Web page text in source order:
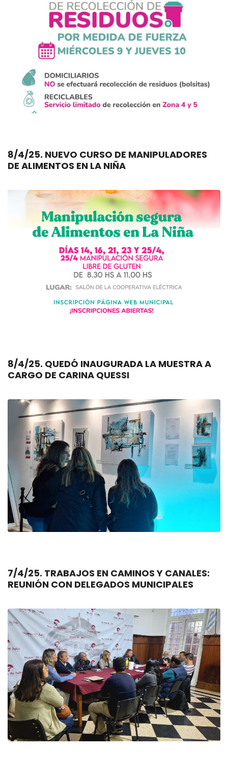
8/4/25. NUEVO CURSO DE MANIPULADORES
DE ALIMENTOS EN LA NIÑA
8/4/25. QUEDÓ INAUGURADA LA MUESTRA A
CARGO DE CARINA QUESSI
7/4/25. TRABAJOS EN CAMINOS Y CANALES:
REUNIÓN CON DELEGADOS MUNICIPALES